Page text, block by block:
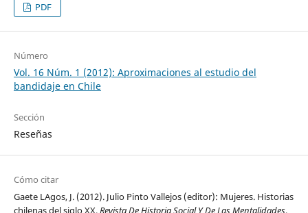
PDF
Número
Vol. 16 Núm. 1 (2012): Aproximaciones al estudio del
bandidaje en Chile
Sección
Reseñas
Cómo citar
Gaete LAgos, J. (2012). Julio Pinto Vallejos (editor): Mujeres. Historias
chilenas del siglo XX.Revista De Historia Social Y De Las Mentalidades,